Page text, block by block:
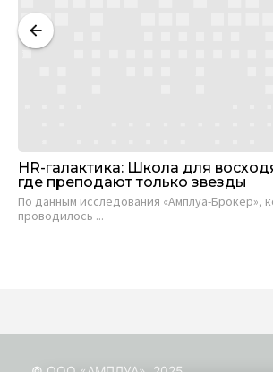
HR-галактика: Школа для
где преподают только звезды
По данным исследования «Амплуа-Брокер»,
проводилось ...